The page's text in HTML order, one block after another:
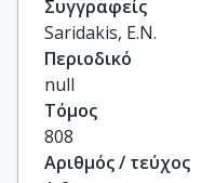
Συγγραφείς
Saridakis, E.N.
Περιοδικό
null
Τόμος
808
Αριθμός / τεύχος